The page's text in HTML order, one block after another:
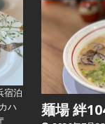
泊
ハ
麺場 絆